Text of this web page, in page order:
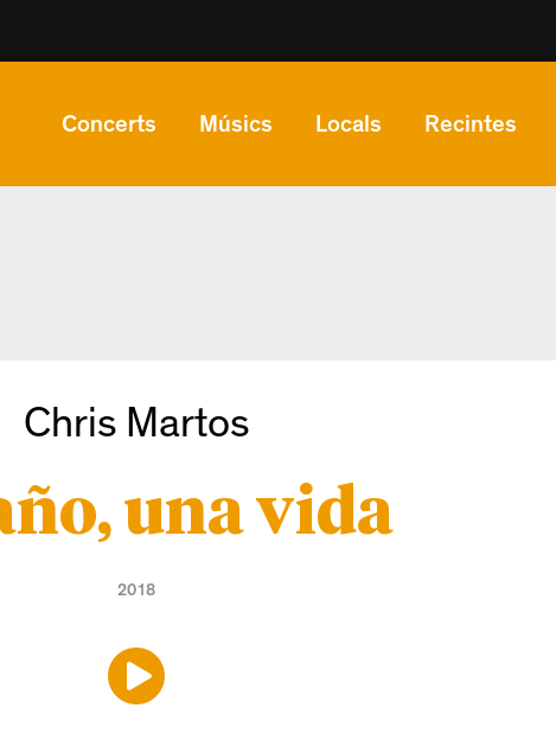
Concerts Músics Locals Recintes
Chris Martos
una vida
2018